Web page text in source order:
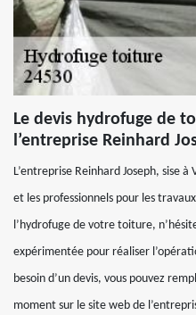
Le devis hydrofuge de
l’entreprise Reinhard
L’entreprise Reinhard Joseph, sise
et les professionnels pour les
l’hydrofuge de votre toiture,
expérimentée pour réaliser
besoin d’un devis, vous pouvez
moment sur le site web de